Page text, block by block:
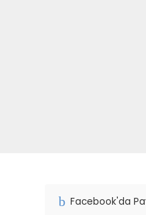
Facebook'da